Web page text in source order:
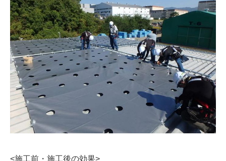
<施工前・施工後の効果>